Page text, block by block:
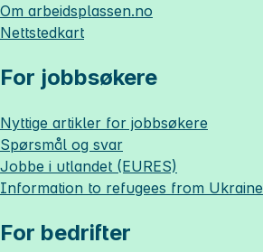
Om arbeidsplassen.no
Nettstedkart
For jobbsøkere
Nyttige artikler for jobbsøkere
Spørsmål og svar
Jobbe i utlandet (EURES)
Information to refugees from Ukraine
For bedrifter